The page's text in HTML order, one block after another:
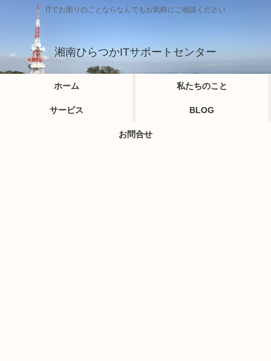
ITでお困りのことならなんでもお気軽にご相談ください
湘南ひらつかITサポートセンター
ホーム 私たちのこと
サービス BLOG
お問合せ